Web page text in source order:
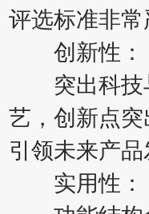
评选标准非
创新性：
突出科技与
艺，创新点
引领未来产
实用性：